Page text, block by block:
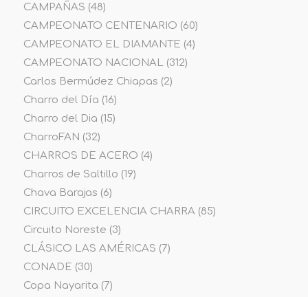
CAMPAÑAS (48)
CAMPEONATO CENTENARIO (60)
CAMPEONATO EL DIAMANTE (4)
CAMPEONATO NACIONAL(312)
Carlos Bermúdez Chiapas (2)
Charro del Día (16)
Charro del Dia (15)
CharroFAN (32)
CHARROS DE ACERO (4)
Charros de Saltillo (19)
Chava Barajas (6)
CIRCUITO EXCELENCIA CHARRA(85)
Circuito Noreste (3)
CLÁSICO LAS AMÉRICAS (7)
CONADE (30)
Copa Nayarita (7)